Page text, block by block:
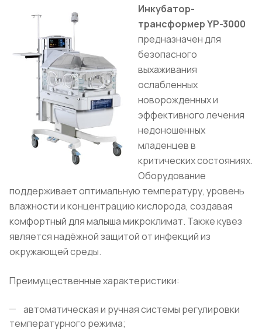
Инкубатор-
трансформер YP-3000
предназначен для
безопасного
выхаживания
ослабленных
новорожденных и
эффективного лечения
недоношенных
младенцев в
критических состояниях.
Оборудование
поддерживает оптимальную температуру, уровень
влажности и концентрацию кислорода, создавая
комфортный для малыша микроклимат. Также кувез
является надёжной защитой от инфекций из
окружающей среды.
Преимущественные характеристики:
автоматическая и ручная системы регулировки
температурного режима;